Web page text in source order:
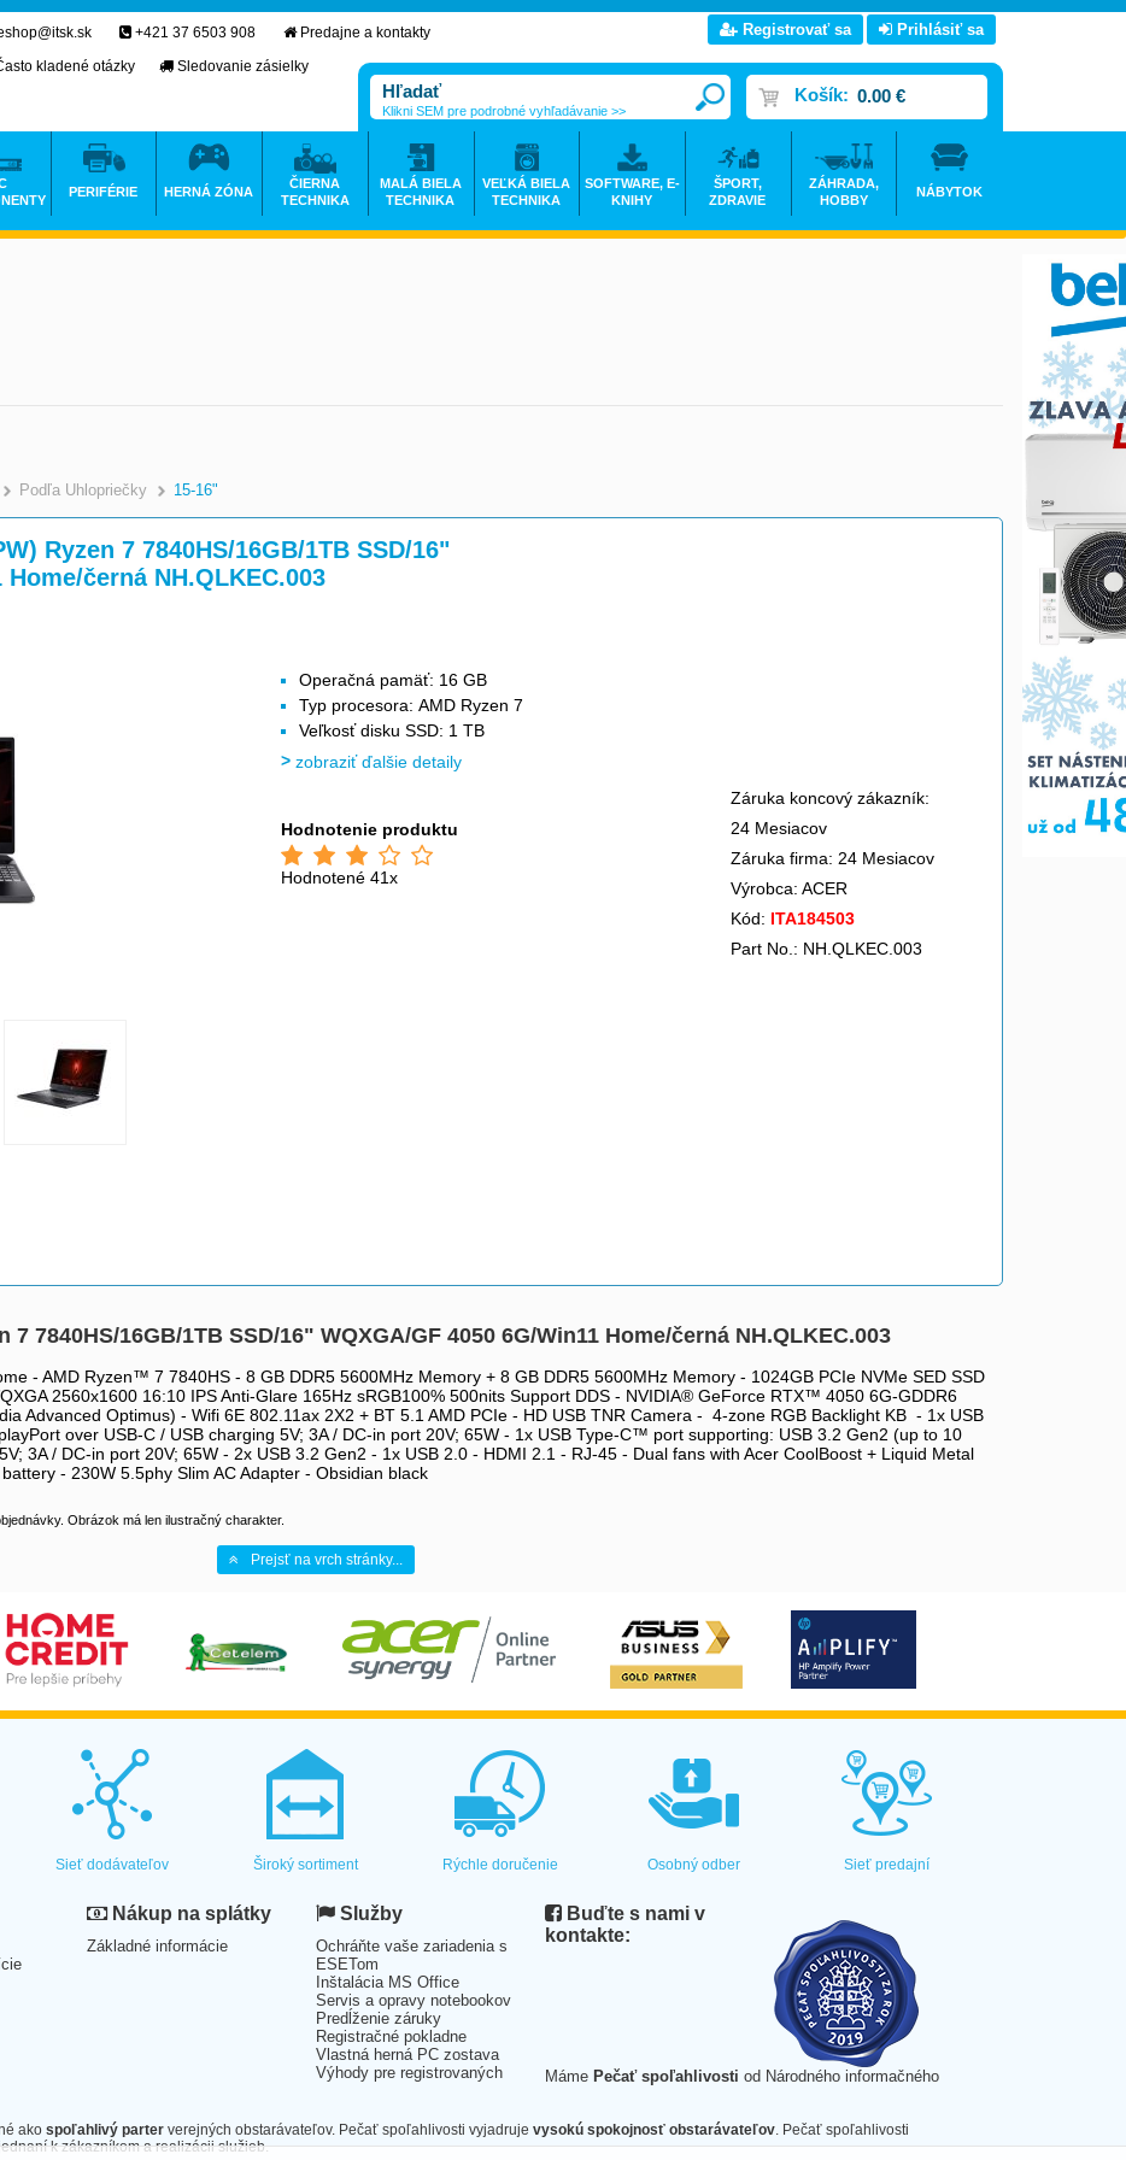
>
Podľa Uhlopriečky >
15-16"
Ryzen 7 7840HS/16GB/1TB SSD/16"
černá NH.QLKEC.003
Operačná pamäť: 16 GB
Typ procesora: AMD Ryzen 7
Veľkosť disku SSD: 1 TB
zobraziť ďalšie detaily
Hodnotenie produktu
Hodnotené 41x
Záruka koncový zákazník:
24 Mesiacov
Záruka firma: 24 Mesiacov
Výrobca: ACER
Kód: ITA184503
Part No.: NH.QLKEC.003
7 7840HS/16GB/1TB SSD/16" WQXGA/GF 4050 6G/Win11 Home/černá NH.QLKEC.003
- AMD Ryzen™ 7 7840HS - 8 GB DDR5 5600MHz Memory + 8 GB DDR5 5600MHz Memory - 1024GB PCIe NVMe SED SSD
2560x1600 16:10 IPS Anti-Glare 165Hz sRGB100% 500nits Support DDS - NVIDIA® GeForce RTX™ 4050 6G-GDDR6
Advanced Optimus) - Wifi 6E 802.11ax 2X2 + BT 5.1 AMD PCIe - HD USB TNR Camera - 4-zone RGB Backlight KB - 1x USB
over USB-C / USB charging 5V; 3A / DC-in port 20V; 65W - 1x USB Type-C™ port supporting: USB 3.2 Gen2 (up to 10
3A / DC-in port 20V; 65W - 2x USB 3.2 Gen2 - 1x USB 2.0 - HDMI 2.1 - RJ-45 - Dual fans with Acer CoolBoost + Liquid Metal
- 230W 5.5phy Slim AC Adapter - Obsidian black
Obrázok má len ilustračný charakter.
Prejsť na vrch stránky...
+421 37 6503 908
Predajne a kontakty
kladené otázky
Sledovanie zásielky
Registrovať sa Prihlásiť sa
Košík: 0.00 €
Klikni SEM pre podrobné vyhľadávanie >>
PERIFÉRIE HERNÁ ZÓNA
ČIERNA
TECHNIKA
MALÁ BIELA
TECHNIKA
VEĽKÁ BIELA
TECHNIKA
SOFTWARE, E-
KNIHY
ŠPORT,
ZDRAVIE
ZÁHRADA,
HOBBY
NÁBYTOK
Sieť dodávateľov Široký sortiment Rýchle doručenie Osobný odber Sieť predajní
Nákup na splátky
Základné informácie
Služby
Ochráňte vaše zariadenia s
ESETom
Inštalácia MS Office
Servis a opravy notebookov
Predĺženie záruky
Registračné pokladne
Vlastná herná PC zostava
Výhody pre registrovaných
Buďte s nami v
kontakte:
Máme Pečať spoľahlivosti od Národného informačného
ako spoľahlivý parter verejných obstarávateľov. Pečať spoľahlivosti vyjadruje vysokú spokojnosť obstarávateľov. Pečať spoľahlivosti
k zákazníkom a realizácii služieb.